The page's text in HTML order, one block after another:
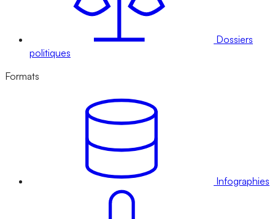
Dossiers
politiques
Formats
Infographies